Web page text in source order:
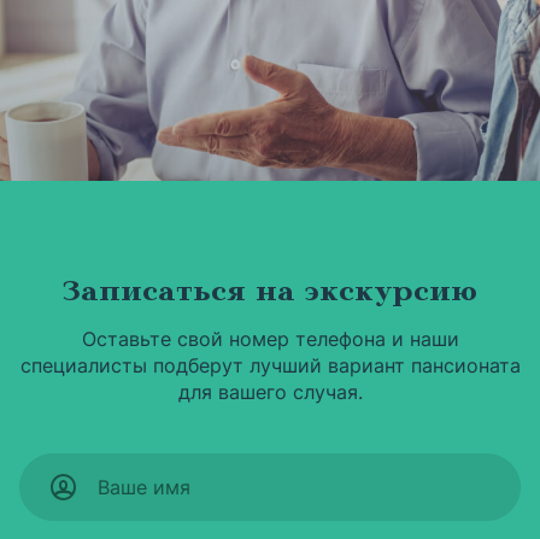
Записаться на экскурсию
Оставьте свой номер телефона и наши
специалисты подберут лучший вариант пансионата
для вашего случая.